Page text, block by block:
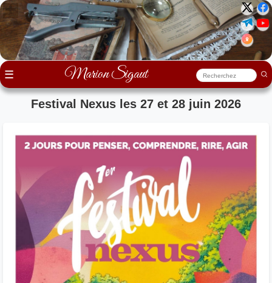
☰ Marion Sigaut
Festival Nexus les 27 et 28 juin 2026